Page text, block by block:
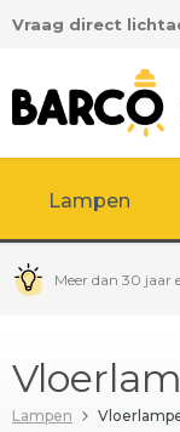
hoofdinhoud
Vraag direct
Lampen
Meer dan 30 jaar
Lampen